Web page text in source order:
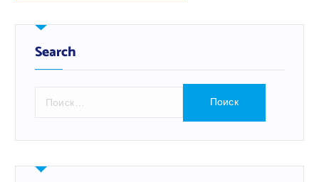
Search
т
: